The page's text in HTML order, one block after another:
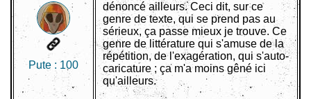
Pute : 100
dénoncé ailleurs. Ceci dit, sur ce
genre de texte, qui se prend pas au
sérieux, ça passe mieux je trouve. Ce
genre de littérature qui s'amuse de la
répétition, de l'exagération, qui s'auto-
caricature ; ça m'a moins gêné ici
qu'ailleurs.